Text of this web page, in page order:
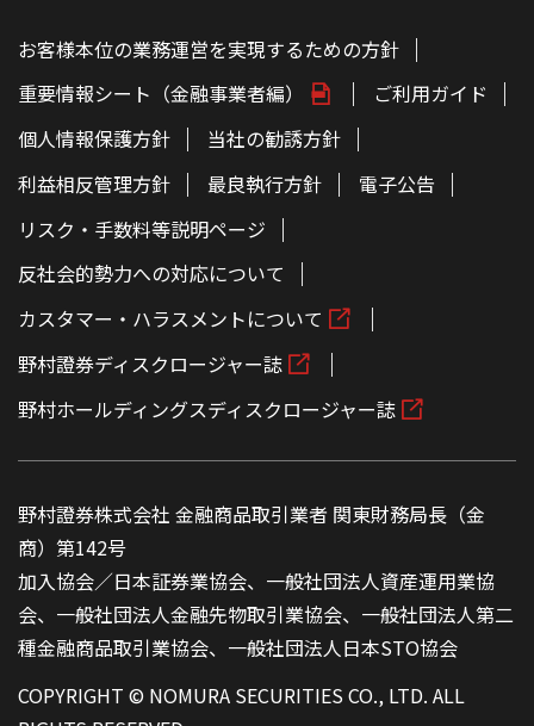
お客様本位の業務運営を実現するための方針
重要情報シート（金融事業者編）
ご利用ガイド
個人情報保護方針
当社の勧誘方針
利益相反管理方針
最良執行方針
電子公告
リスク・手数料等説明ページ
反社会的勢力への対応について
カスタマー・ハラスメントについて
野村證券ディスクロージャー誌
野村ホールディングスディスクロージャー誌
野村證券株式会社 金融商品取引業者 関東財務局長（金
商）第142号
加入協会／日本証券業協会、一般社団法人資産運用業協
会、一般社団法人金融先物取引業協会、一般社団法人第二
種金融商品取引業協会、一般社団法人日本STO協会
COPYRIGHT © NOMURA SECURITIES CO., LTD. ALL